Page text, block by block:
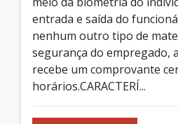
entrada e saída do
nenhum outro tipo de
segurança do empregado,
recebe um comprovante
horários.CARACTERÍ...